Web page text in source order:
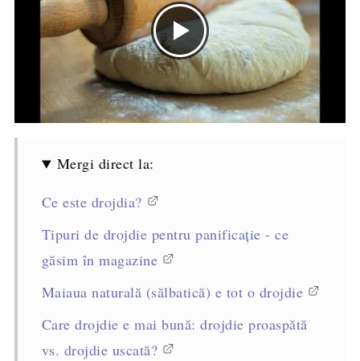
Mergi direct la:
Ce este drojdia?
Tipuri de drojdie pentru panificație - ce
găsim în magazine
Maiaua naturală (sălbatică) e tot o drojdie
Care drojdie e mai bună: drojdie proaspătă
vs. drojdie uscată?